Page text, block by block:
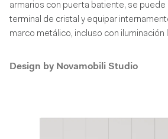
armarios con puerta batiente, se
terminal de cristal y equipar
marco metálico, incluso con iluminación
Design by Novamobili Studio